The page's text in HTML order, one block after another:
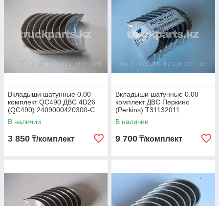
Вкладыши шатунные 0.00
комплект QC490 ДВС 4D26
(QC490) 2409000420300-C
В наличии
3 850 ₸/комплект
Вкладыши шатунные 0.00
комплект ДВС Перкинс
(Perkins) T31132011
В наличии
9 700 ₸/комплект